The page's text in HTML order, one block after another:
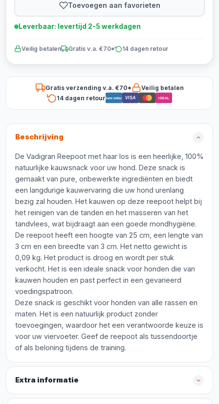
Toevoegen aan favorieten
Leverbaar: levertijd 2-5 werkdagen
Veilig betalen Gratis v.a. €70* 14 dagen retour
Gratis verzending v.a. €70*
Veilig betalen
14 dagen retourBancontact VISA iDEAL
Beschrijving
De Vadigran Reepoot met haar los is een heerlijke, 100%
natuurlijke kauwsnack voor uw hond. Deze snack is
gemaakt van pure, onbewerkte ingrediënten en biedt
een langdurige kauwervaring die uw hond urenlang
bezig zal houden. Het kauwen op deze reepoot helpt bij
het reinigen van de tanden en het masseren van het
tandvlees, wat bijdraagt aan een goede mondhygiëne.
De reepoot heeft een hoogte van 25 cm, een lengte van
3 cm en een breedte van 3 cm. Het netto gewicht is
0,09 kg. Het product is droog en wordt per stuk
verkocht. Het is een ideale snack voor honden die van
kauwen houden en past perfect in een gevarieerd
voedingspatroon.
Deze snack is geschikt voor honden van alle rassen en
maten. Het is een natuurlijk product zonder
toevoegingen, waardoor het een verantwoorde keuze is
voor uw viervoeter. Geef de reepoot als tussendoortje
of als beloning tijdens de training.
Extra informatie